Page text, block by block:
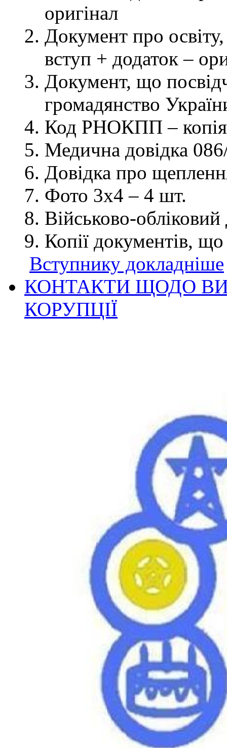
оригінал
Документ про освіту,
вступ + додаток –
Документ, що
громадянство
Код РНОКПП – копія
Медична довідка
Довідка про
Фото 3х4 – 4 шт.
Військово-
Копії документів,
Вступнику докладніше
КОНТАКТИ ЩОДО
КОРУПЦІЇ